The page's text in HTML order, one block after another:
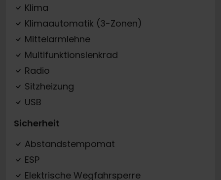
Klima
Klimaautomatik (3-Zonen)
Mittelarmlehne
Multifunktionslenkrad
Radio
Sitzheizung
USB
Sicherheit
Abstandstempomat
ESP
Elektrische Wegfahrsperre